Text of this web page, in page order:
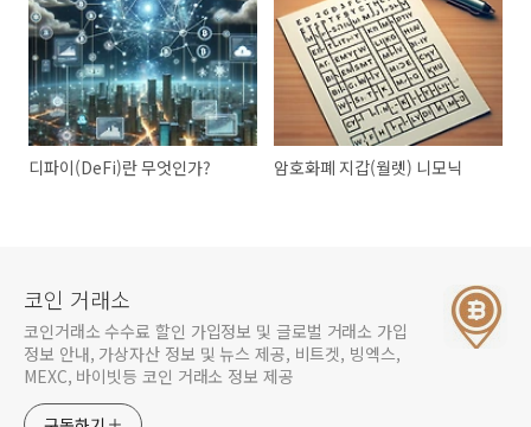
디파이(DeFi)란 무엇인가? 암호화폐 지갑(월렛) 니모닉
코인 거래소
코인거래소 수수료 할인 가입정보 및 글로벌 거래소 가입
정보 안내, 가상자산 정보 및 뉴스 제공, 비트겟, 빙엑스,
MEXC, 바이빗등 코인 거래소 정보 제공